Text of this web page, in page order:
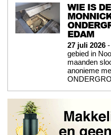
WIE IS
EDAM
27 juli 2026
gebied in
maanden
anonieme